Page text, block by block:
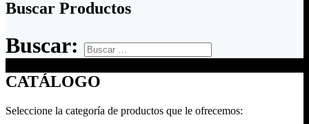
Buscar Productos
Buscar:
CATÁLOGO
Seleccione la categoría de productos que le ofrecemos: